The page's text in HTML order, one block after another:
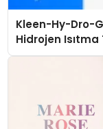
Kleen-Hy-Dro-
Hidrojen Isıtma
Düzenleyici